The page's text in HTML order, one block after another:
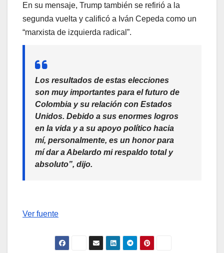
En su mensaje, Trump también se refirió a la
segunda vuelta y calificó a Iván Cepeda como un
“marxista de izquierda radical”.
Los resultados de estas elecciones
son muy importantes para el futuro de
Colombia y su relación con Estados
Unidos. Debido a sus enormes logros
en la vida y a su apoyo político hacia
mí, personalmente, es un honor para
mí dar a Abelardo mi respaldo total y
absoluto”, dijo.
Ver fuente